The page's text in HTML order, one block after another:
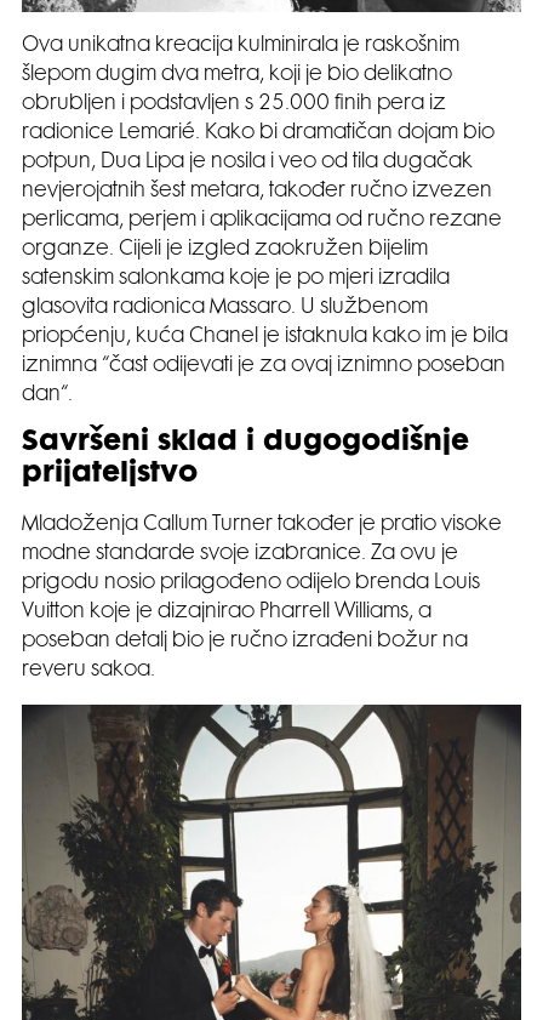
Ova unikatna kreacija kulminirala je raskošnim
šlepom dugim dva metra, koji je bio delikatno
obrubljen i podstavljen s 25.000 finih pera iz
radionice Lemarié. Kako bi dramatičan dojam bio
potpun, Dua Lipa je nosila i veo od tila dugačak
nevjerojatnih šest metara, također ručno izvezen
perlicama, perjem i aplikacijama od ručno rezane
organze. Cijeli je izgled zaokružen bijelim
satenskim salonkama koje je po mjeri izradila
glasovita radionica Massaro. U službenom
priopćenju, kuća Chanel je istaknula kako im je bila
iznimna “čast odijevati je za ovaj iznimno poseban
dan“.
Savršeni sklad i dugogodišnje
prijateljstvo
Mladoženja Callum Turner također je pratio visoke
modne standarde svoje izabranice. Za ovu je
prigodu nosio prilagođeno odijelo brenda Louis
Vuitton koje je dizajnirao Pharrell Williams, a
poseban detalj bio je ručno izrađeni božur na
reveru sakoa.